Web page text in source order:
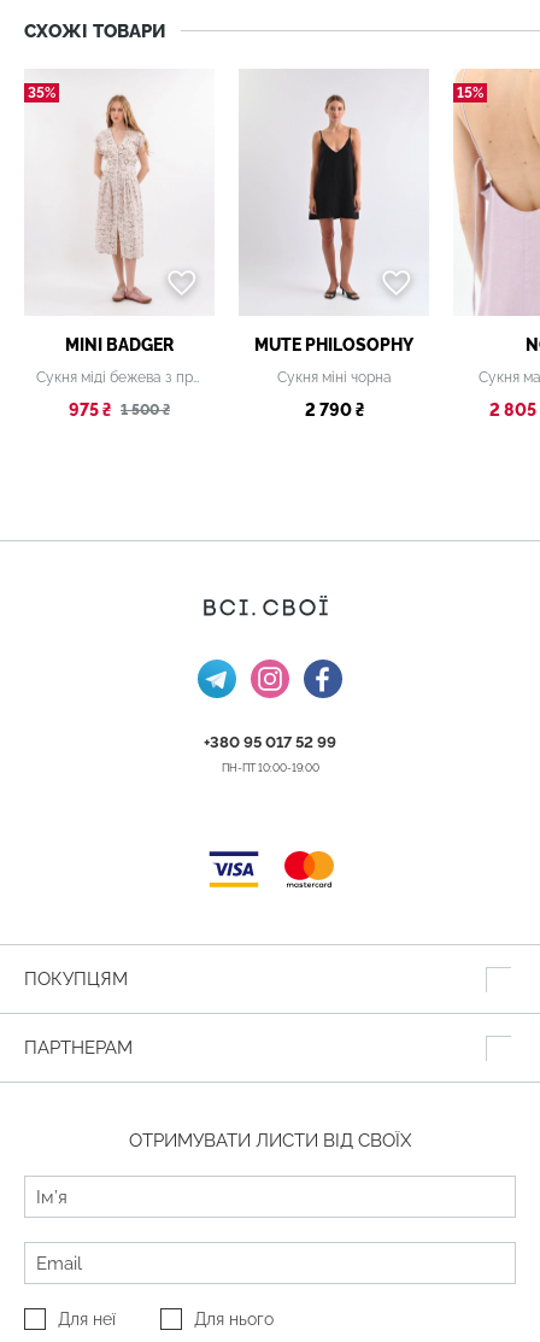
СХОЖІ ТОВАРИ
35%
MINI BADGER
975 ₴ 1 500 ₴
MUTE PHILOSOPHY
Сукня міні чорна
2 790 ₴
15%
Сукня
2 805
+380 95 017 52 99
ПН-ПТ 10:00-19:00
ПОКУПЦЯМ
ПАРТНЕРАМ
ОТРИМУВАТИ ЛИСТИ ВІД СВОЇХ
Для неї Для нього